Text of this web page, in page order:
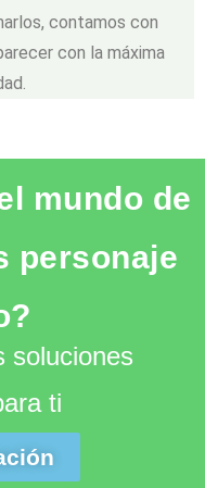
contamos con
con la máxima
mundo de
personaje
soluciones
ti